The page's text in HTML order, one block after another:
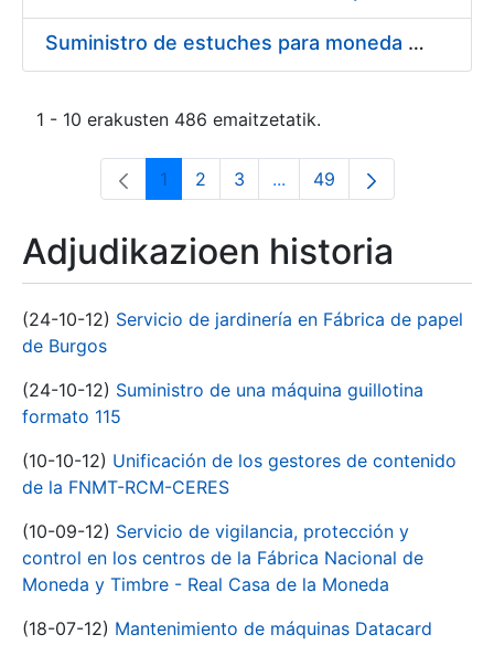
Suministro de estuches para moneda de 30 €
1 - 10 erakusten 486 emaitzetatik.
Orrialdea
1 Orrialdea
2 Orrialdea
3 ...Intermediate Pages Use
Orrialdea
49
Adjudikazioen historia
(24-10-12) Servicio de jardinería en Fábrica de papel
de Burgos
(24-10-12) Suministro de una máquina guillotina
formato 115
(10-10-12) Unificación de los gestores de contenido
de la FNMT-RCM-CERES
(10-09-12) Servicio de vigilancia, protección y
control en los centros de la Fábrica Nacional de
Moneda y Timbre - Real Casa de la Moneda
(18-07-12) Mantenimiento de máquinas Datacard